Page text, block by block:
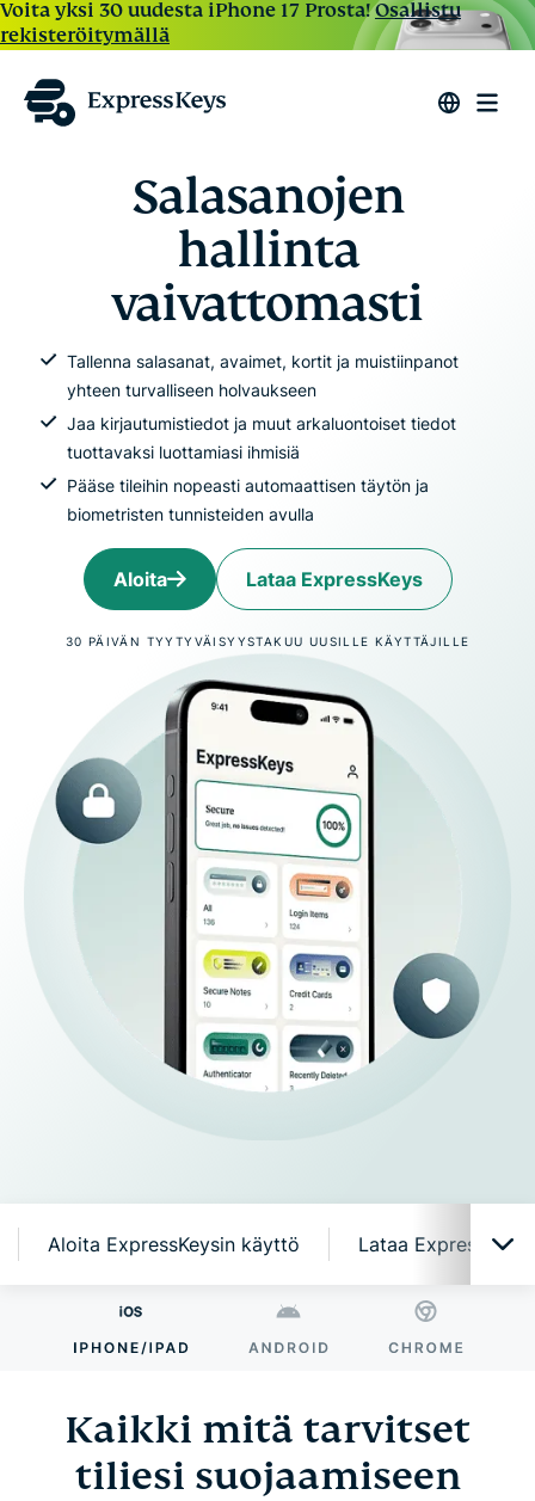
Voita yksi 30 uudesta iPhone 17 Prosta!Osallistu
rekisteröitymällä
Salasanojen
hallinta
vaivattomasti
Tallenna salasanat, avaimet, kortit ja muistiinpanot
yhteen turvalliseen holvaukseen
Jaa kirjautumistiedot ja muut arkaluontoiset tiedot
tuottavaksi luottamiasi ihmisiä
Pääse tileihin nopeasti automaattisen täytön ja
biometristen tunnisteiden avulla
Aloita Lataa ExpressKeys
30 PÄIVÄN TYYTYVÄISYYSTAKUU UUSILLE KÄYTTÄJILLE
Aloita ExpressKeysin käyttö Lataa
Kaikki mitä tarvitset tiliesi suojaamiseen
Miksi ExpressKeys?
Älykkäitä, helppokäyttöisiä ominaisuuksia
Kaikki mitä tarvitset
tiliesi suojaamiseen